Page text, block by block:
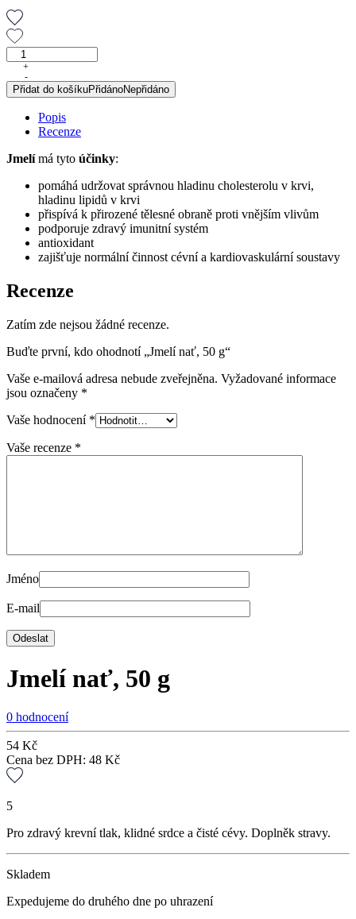
Jmelí
nať,
50
g
množství
+
-
Přidat do košíkuPřidánoNepřidáno
Popis
Recenze
Jmelímá tyto účinky:
pomáhá udržovat správnou hladinu cholesterolu v krvi,
hladinu lipidů v krvi
přispívá k přirozené tělesné obraně proti vnějším vlivům
podporuje zdravý imunitní systém
antioxidant
zajišťuje normální činnost cévní a kardiovaskulární soustavy
Recenze
Zatím zde nejsou žádné recenze.
Buďte první, kdo ohodnotí „Jmelí nať, 50 g“
Vaše e-mailová adresa nebude zveřejněna. Vyžadované informace
jsou označeny *
Vaše hodnocení *
Vaše recenze *
Jméno
E-mail
Jmelí nať, 50 g
0 hodnocení
54 Kč
Cena bez DPH: 48 Kč
5
Pro zdravý krevní tlak, klidné srdce a čisté cévy. Doplněk stravy.
Skladem
Expedujeme do druhého dne po uhrazení